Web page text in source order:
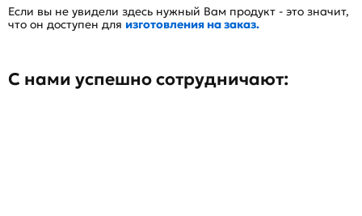
Если вы не увидели здесь нужный Вам продукт - это значит,
что он доступен для изготовления на заказ.
С нами успешно сотрудничают: